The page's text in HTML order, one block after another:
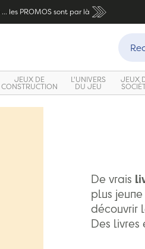
les PROMOS sont par là
JEUX DE
CONSTRUCTION
L'UNIVERS
DU JEU
JEUX
De vrais
plus
découvrir
Des livres